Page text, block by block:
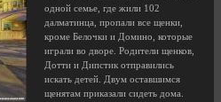
одной семье, где жили 102
далматинца, пропали все щенки,
кроме Белочки и Домино, которые
играли во дворе. Родители щенков,
Дотти и Дипстик отправились
искать детей. Двум оставшимся
щенятам приказали сидеть дома.